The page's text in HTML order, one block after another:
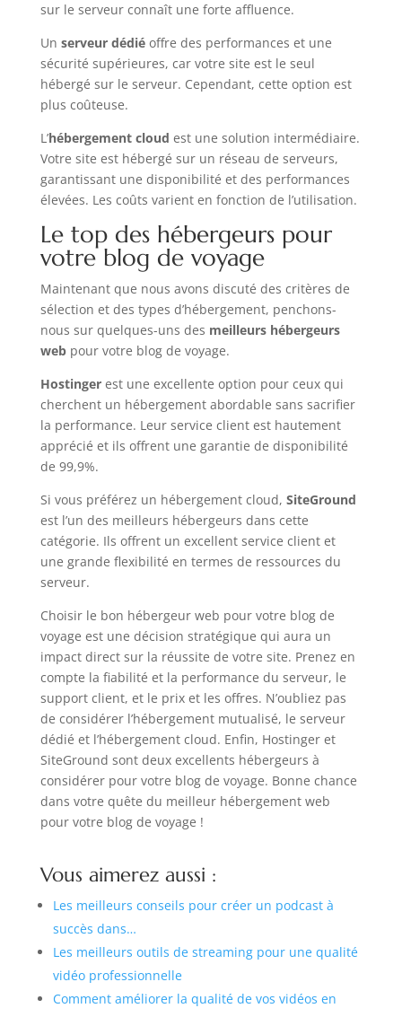
sur le serveur connaît une forte affluence.
Un serveur dédiéoffre des performances et une
sécurité supérieures, car votre site est le seul
hébergé sur le serveur. Cependant, cette option est
plus coûteuse.
L’hébergement cloud est une solution intermédiaire.
Votre site est hébergé sur un réseau de serveurs,
garantissant une disponibilité et des performances
élevées. Les coûts varient en fonction de l’utilisation.
Le top des hébergeurs pour
votre blog de voyage
Maintenant que nous avons discuté des critères de
sélection et des types d’hébergement, penchons-
nous sur quelques-uns des meilleurs hébergeurs
webpour votre blog de voyage.
Hostingerest une excellente option pour ceux qui
cherchent un hébergement abordable sans sacrifier
la performance. Leur service client est hautement
apprécié et ils offrent une garantie de disponibilité
de 99,9%.
Si vous préférez un hébergement cloud, SiteGround
est l’un des meilleurs hébergeurs dans cette
catégorie. Ils offrent un excellent service client et
une grande flexibilité en termes de ressources du
serveur.
Choisir le bon hébergeur web pour votre blog de
voyage est une décision stratégique qui aura un
impact direct sur la réussite de votre site. Prenez en
compte la fiabilité et la performance du serveur, le
support client, et le prix et les offres. N’oubliez pas
de considérer l’hébergement mutualisé, le serveur
dédié et l’hébergement cloud. Enfin, Hostinger et
SiteGround sont deux excellents hébergeurs à
considérer pour votre blog de voyage. Bonne chance
dans votre quête du meilleur hébergement web
pour votre blog de voyage !
Vous aimerez aussi :
Les meilleurs conseils pour créer un podcast à
succès dans…
Les meilleurs outils de streaming pour une qualité
vidéo professionnelle
Comment améliorer la qualité de vos vidéos en